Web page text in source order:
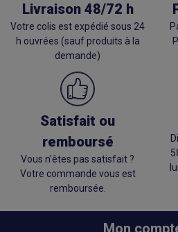
Livraison 48/72 h
Votre colis est expédié sous 24
h ouvrées (sauf produits à la
demande)
Satisfait ou
remboursé
Vous n'êtes pas satisfait ?
Votre commande vous est
remboursée.